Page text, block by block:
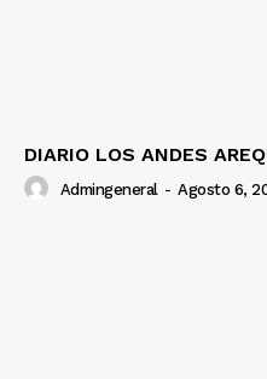
DIARIO LOS ANDES
Admingeneral - Agosto 6,